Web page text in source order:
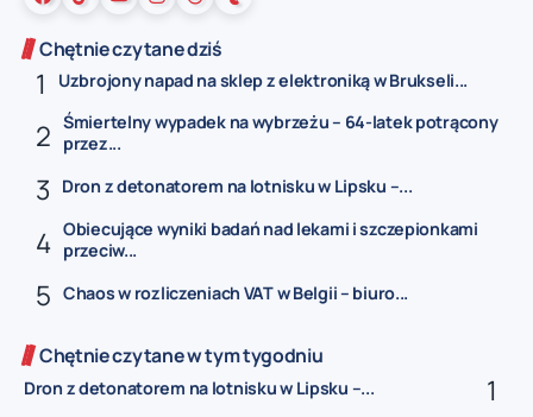
Chętnie czytane dziś
Uzbrojony napad na sklep z elektroniką w Brukseli...
Śmiertelny wypadek na wybrzeżu – 64-latek potrącony
przez...
Dron z detonatorem na lotnisku w Lipsku –...
Obiecujące wyniki badań nad lekami i szczepionkami
przeciw...
Chaos w rozliczeniach VAT w Belgii – biuro...
Chętnie czytane w tym tygodniu
Dron z detonatorem na lotnisku w Lipsku –...